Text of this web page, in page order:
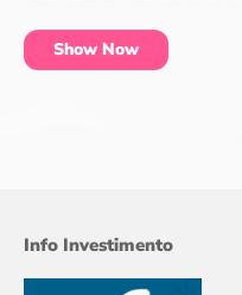
Show Now
Info Investimento